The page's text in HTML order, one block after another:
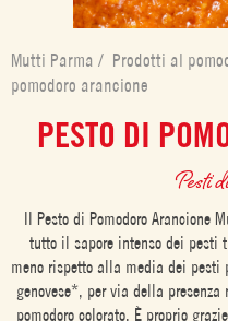
Mutti Parma / Prodotti al
pomodoro arancione
PESTO DI
Pesti
Il Pesto di Pomodoro Arancione
tutto il sapore intenso dei
meno rispetto alla media dei
genovese*, per via della
pomodoro colorato. È proprio